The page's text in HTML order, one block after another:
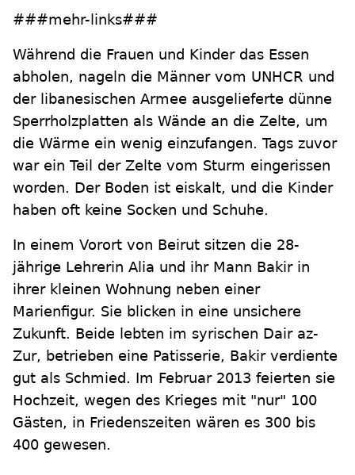
###mehr-links###
Während die Frauen und Kinder das Essen
abholen, nageln die Männer vom UNHCR und
der libanesischen Armee ausgelieferte dünne
Sperrholzplatten als Wände an die Zelte, um
die Wärme ein wenig einzufangen. Tags zuvor
war ein Teil der Zelte vom Sturm eingerissen
worden. Der Boden ist eiskalt, und die Kinder
haben oft keine Socken und Schuhe.
In einem Vorort von Beirut sitzen die 28-
jährige Lehrerin Alia und ihr Mann Bakir in
ihrer kleinen Wohnung neben einer
Marienfigur. Sie blicken in eine unsichere
Zukunft. Beide lebten im syrischen Dair az-
Zur, betrieben eine Patisserie, Bakir verdiente
gut als Schmied. Im Februar 2013 feierten sie
Hochzeit, wegen des Krieges mit "nur" 100
Gästen, in Friedenszeiten wären es 300 bis
400 gewesen.